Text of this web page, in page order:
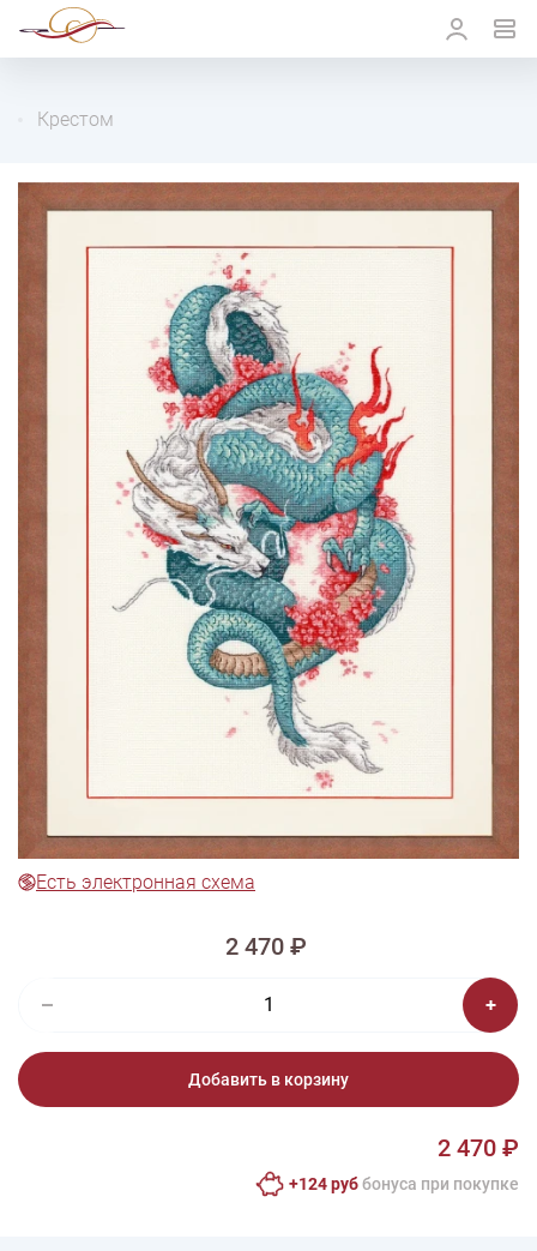
Крестом
1/7
Смотреть видео - обзор
Изображения и цвет представленного товара могут незначительно
отличаться от оригинала продукции, взависимости от разрешения и
настроек вашего монитора, а также условий освещения при съемке
Вышивка МГ-026 Дракон и сакура
Есть электронная схема
2 470 ₽
Добавить в корзину
2 470 ₽
+124 руббонусa при покупке